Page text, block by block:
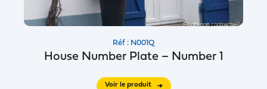
Réf : N001Q
House Number Plate – Number 1
Voir le produit